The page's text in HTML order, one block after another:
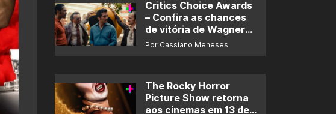
Critics Choice Awards
– Confira as chances
de vitória de Wagner
Moura e de ‘O Agente
Por Cassiano Meneses
The Rocky Horror
Picture Show retorna
aos cinemas em 13 de